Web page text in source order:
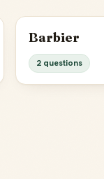
Barbier
2 questions